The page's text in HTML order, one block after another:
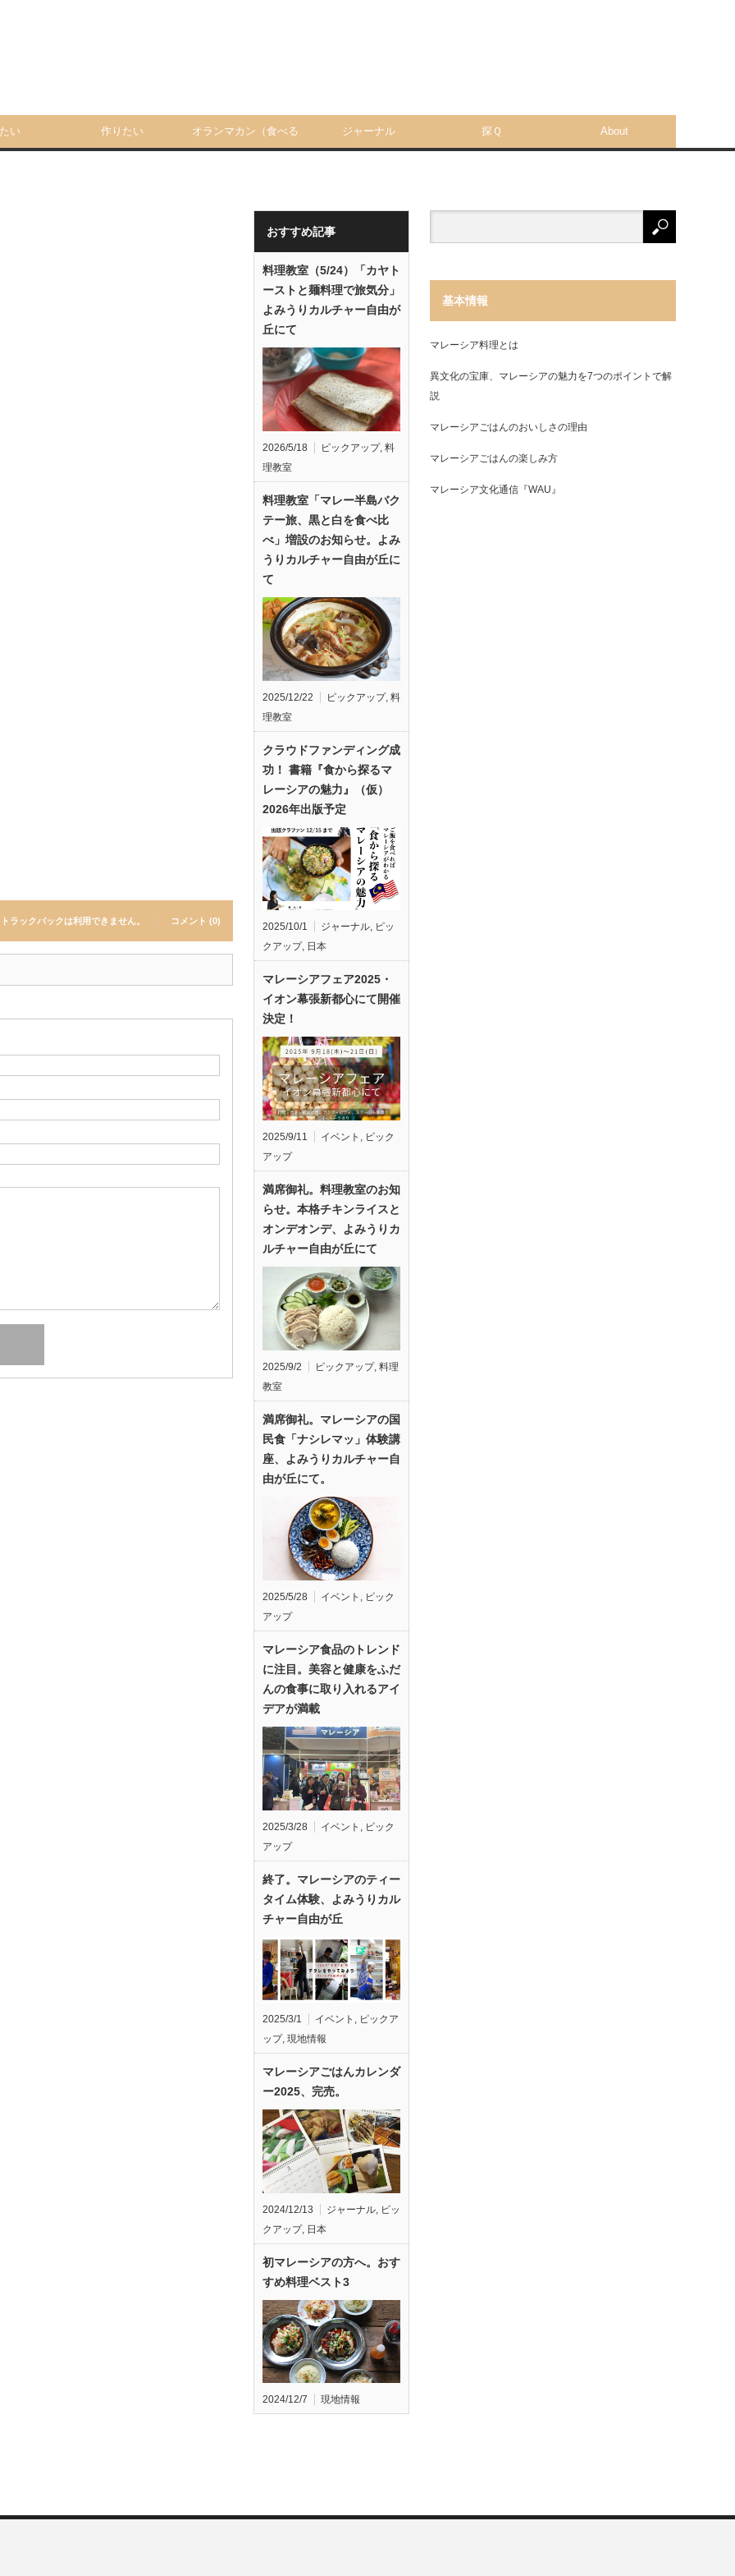
い 作りたい オランマカン（食べる ジャーナル 探Ｑ About
トラックバックは利用できません。 コメント (0)
おすすめ記事
料理教室（5/24）「カヤト
ーストと麺料理で旅気分」
よみうりカルチャー自由が
丘にて
2026/5/18 ピックアップ, 料
理教室
料理教室「マレー半島バク
テー旅、黒と白を食べ比
べ」増設のお知らせ。よみ
うりカルチャー自由が丘に
て
2025/12/22 ピックアップ, 料
理教室
クラウドファンディング成
功！ 書籍『食から探るマ
レーシアの魅力』（仮）
2026年出版予定
2025/10/1 ジャーナル, ピッ
クアップ, 日本
マレーシアフェア2025・
イオン幕張新都心にて開催
決定！
2025/9/11 イベント , ピック
アップ
満席御礼。料理教室のお知
らせ。本格チキンライスと
オンデオンデ、よみうりカ
ルチャー自由が丘にて
2025/9/2 ピックアップ, 料理
教室
満席御礼。マレーシアの国
民食「ナシレマッ」体験講
座、よみうりカルチャー自
由が丘にて。
2025/5/28 イベント , ピック
アップ
マレーシア食品のトレンド
に注目。美容と健康をふだ
んの食事に取り入れるアイ
デアが満載
2025/3/28 イベント
ピック
アップ
終了。マレーシアのティー
タイム体験、よみうりカル
チャー自由が丘
2025/3/1 イベント , ピックア
ップ, 現地情報
マレーシアごはんカレンダ
ー2025、完売。
2024/12/13 ジャーナル ピッ
クアップ, 日本
初マレーシアの方へ。おす
すめ料理ベスト3
2024/12/7 現地情報
基本情報
マレーシア料理とは
異文化の宝庫、マレーシアの魅力を7つのポイントで解
説
マレーシアごはんのおいしさの理由
マレーシアごはんの楽しみ方
マレーシア文化通信『WAU』